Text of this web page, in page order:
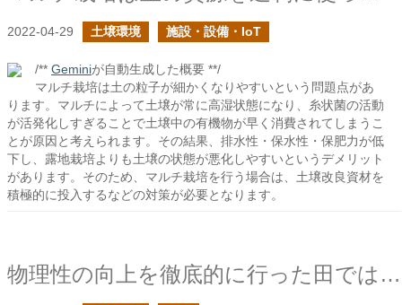
2022-04-29 土壌環境 施設・設備・IoT
/** Geminiが自動生成した概要 **/
マルチ栽培は土の粒子が細かくなりやすいという問題点があ
ります。マルチによって土壌が常に高湿状態になり、糸状菌の活動
が活発化しすぎることで土壌中の有機物が早く消費されてしまうこ
とが原因と考えられます。その結果、排水性・保水性・保肥力が低
下し、露地栽培よりも土壌の状態が悪化しやすいというデメリット
があります。そのため、マルチ栽培を行う場合は、土壌改良資材を
積極的に投入するなどの対策が必要となります。
物理性の向上を徹底的に行った田では、一雨から得られる安心感が圧倒的に違う